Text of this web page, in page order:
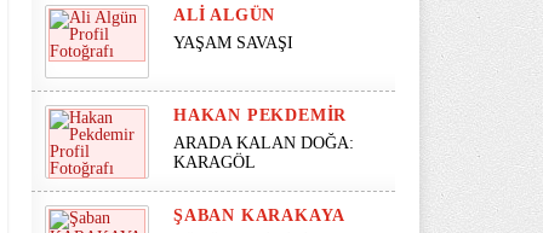
ALI ALGÜN
YAŞAM SAVAŞI
HAKAN PEKDEMIR
ARADA KALAN DOĞA:
KARAGÖL
ŞABAN KARAKAYA